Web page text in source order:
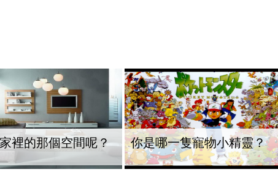
裡的那個空間呢？ 你是哪一隻寵物小精靈？